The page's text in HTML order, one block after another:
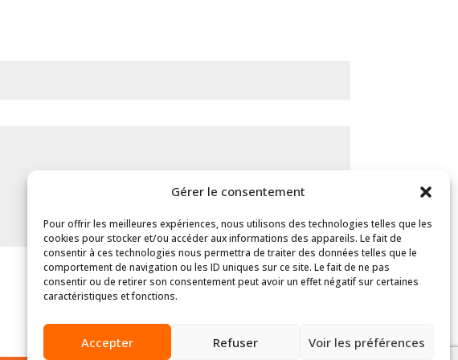
Gérer le consentement
Pour offrir les meilleures expériences, nous utilisons des technologies telles que les
cookies pour stocker et/ou accéder aux informations des appareils. Le fait de
consentir à ces technologies nous permettra de traiter des données telles que le
comportement de navigation ou les ID uniques sur ce site. Le fait de ne pas
consentir ou de retirer son consentement peut avoir un effet négatif sur certaines
caractéristiques et fonctions.
Accepter Refuser Voir les préférences
ENVOYER